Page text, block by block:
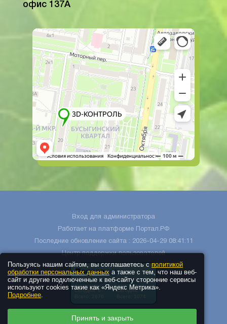
Пользуясь нашим сайтом, вы соглашаетесь с политикой
обработки персональных данных а также с тем, что наш веб-
сайт и другие подключенные к веб-сайту сторонние сервисы
используют cookies такие как «Яндекс Метрика».
Подробнее.
Принять и закрыть
офис 137А
Вход для администратора
Работает на платформе
Портал.РФ
Последние обновление сайта : 2026-04-29 08:41:11
Центр поддержки пользователей